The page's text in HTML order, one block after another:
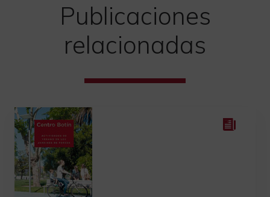
Publicaciones
relacionadas